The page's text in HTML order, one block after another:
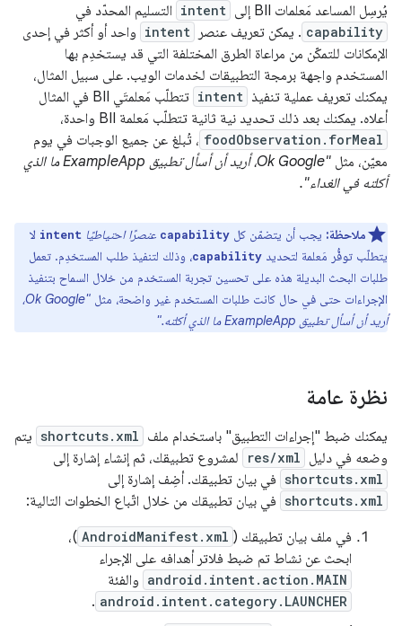
يُرسِل المساعد مَعلمات BII إلى
intent التسليم المحدّد في
capability . يمكن تعريف عنصر intent واحد أو أكثر في إحدى
الإمكانات للتمكّن من مراعاة الطرق المختلفة التي قد يستخدِم بها
المستخدم واجهة برمجة التطبيقات لخدمات الويب. على سبيل المثال،
يمكنك تعريف عملية تنفيذ intent
تتطلّب مَعلمتَي BII في المثال
أعلاه. يمكنك بعد ذلك تحديد نية ثانية تتطلّب مَعلمة BII واحدة،
foodObservation.forMeal ، تُبلغ عن جميع الوجبات في يوم
معيّن، مثل
"Ok Google، أريد أن أسأل تطبيق ExampleApp ما الذي
أكلته في الغداء".
ملاحظة: يجب أن يتضمّن كل capability عنصرًا احتياطيًا intent لا
يتطلّب توفُّر مَعلمة لتحديد capability، وذلك لتنفيذ طلب المستخدِم. تعمل
طلبات البحث البديلة هذه على تحسين تجربة المستخدم من خلال السماح بتنفيذ
الإجراءات حتى في حال كانت طلبات المستخدم غير واضحة، مثل
"Ok Google،
أريد أن أسأل تطبيق ExampleApp ما الذي أكلته."
نظرة عامة
يمكنك ضبط "إجراءات التطبيق" باستخدام ملف shortcuts.xml يتم
وضعه في دليل res/xml لمشروع تطبيقك، ثم إنشاء إشارة إلى
shortcuts.xml في بيان تطبيقك. أضِف إشارة إلى
shortcuts.xml في بيان تطبيقك من خلال اتّباع الخطوات التالية:
في ملف بيان تطبيقك ( AndroidManifest.xml )،
ابحث عن نشاط تم ضبط فلاتر أهدافه على الإجراء
android.intent.action.MAIN والفئة
android.intent.category.LAUNCHER
.